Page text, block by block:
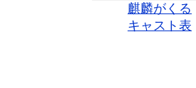
麒麟がくる
キャスト表